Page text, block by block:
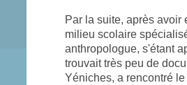
Par la suite, après avoir
milieu scolaire
anthropologue, s'étant
trouvait très peu de
Yéniches, a rencontré